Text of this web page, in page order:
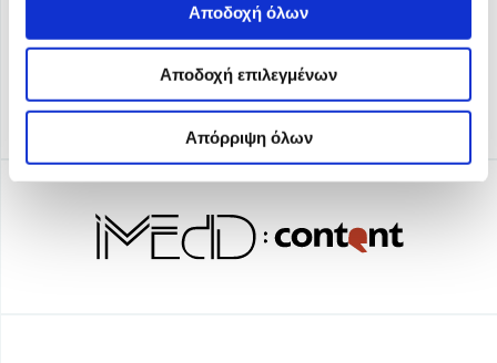
Αποδοχή όλων
Αποδοχή επιλεγμένων
Απόρριψη όλων